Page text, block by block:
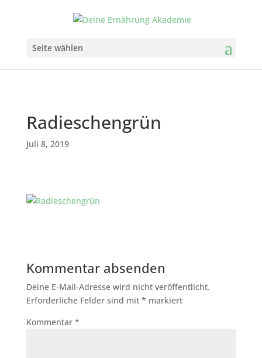
Seite wählen
Radieschengrün
Juli 8, 2019
Kommentar absenden
Deine E-Mail-Adresse wird nicht veröffentlicht.
Erforderliche Felder sind mit * markiert
Kommentar *